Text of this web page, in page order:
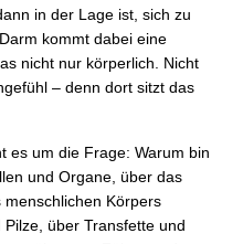
in der Lage ist, sich zu
kommt dabei eine
nicht nur körperlich. Nicht
– denn dort sitzt das
es um die Frage: Warum bin
und Organe, über das
Körpers
über Transfette und